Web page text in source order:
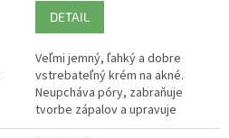
DETAIL
Veľmi jemný, ľahký a dobre
vstrebateľný krém na akné.
Neupcháva póry, zabraňuje
tvorbe zápalov a upravuje
nadmerné mastenie pleti.